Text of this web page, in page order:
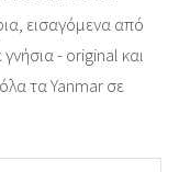
εισαγόμενα από
- original και
τα Yanmar σε